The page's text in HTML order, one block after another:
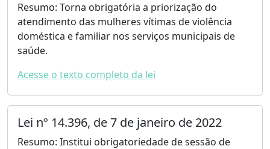
Resumo: Torna obrigatória a priorização do
atendimento das mulheres vítimas de violência
doméstica e familiar nos serviços municipais de
saúde.
Acesse o texto completo da lei
Lei nº 14.396, de 7 de janeiro de 2022
Resumo: Institui obrigatoriedade de sessão de